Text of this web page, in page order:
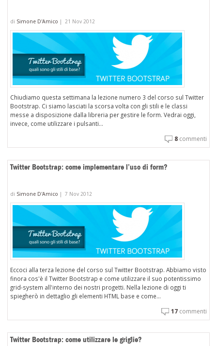
di Simone D'Amico | 21 Nov 2012
Chiudiamo questa settimana la lezione numero 3 del corso sul Twitter
Bootstrap. Ci siamo lasciati la scorsa volta con gli stili e le classi
messe a disposizione dalla libreria per gestire le form. Vedrai oggi,
invece, come utilizzare i pulsanti...
8 commenti
Twitter Bootstrap: come implementare l’uso di form?
di Simone D'Amico | 7 Nov 2012
Eccoci alla terza lezione del corso sul Twitter Bootstrap. Abbiamo visto
finora cos'è il Twitter Bootstrap e come utilizzare il suo potentissimo
grid-system all'interno dei nostri progetti. Nella lezione di oggi ti
spiegherò in dettaglio gli elementi HTML base e come...
17 commenti
Twitter Bootstrap: come utilizzare le griglie?